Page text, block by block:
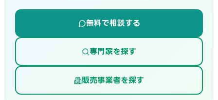
無料で相談する
専門家を探す
販売事業者を探す